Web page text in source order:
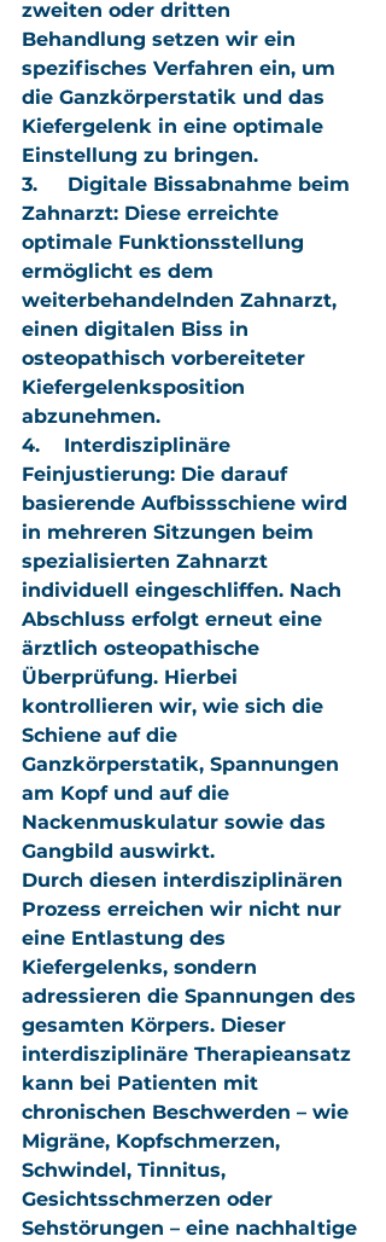
zweiten oder dritten
Behandlung setzen wir ein
spezifisches Verfahren ein, um
die Ganzkörperstatik und das
Kiefergelenk in eine optimale
Einstellung zu bringen.
3. Digitale Bissabnahme beim
Zahnarzt: Diese erreichte
optimale Funktionsstellung
ermöglicht es dem
weiterbehandelnden Zahnarzt,
einen digitalen Biss in
osteopathisch vorbereiteter
Kiefergelenksposition
abzunehmen.
4. Interdisziplinäre
Feinjustierung: Die darauf
basierende Aufbissschiene wird
in mehreren Sitzungen beim
spezialisierten Zahnarzt
individuell eingeschliffen. Nach
Abschluss erfolgt erneut eine
ärztlich osteopathische
Überprüfung. Hierbei
kontrollieren wir, wie sich die
Schiene auf die
Ganzkörperstatik, Spannungen
am Kopf und auf die
Nackenmuskulatur sowie das
Gangbild auswirkt.
Durch diesen interdisziplinären
Prozess erreichen wir nicht nur
eine Entlastung des
Kiefergelenks, sondern
adressieren die Spannungen des
gesamten Körpers. Dieser
interdisziplinäre Therapieansatz
kann bei Patienten mit
chronischen Beschwerden – wie
Migräne, Kopfschmerzen,
Schwindel, Tinnitus,
Gesichtsschmerzen oder
Sehstörungen – eine nachhaltige